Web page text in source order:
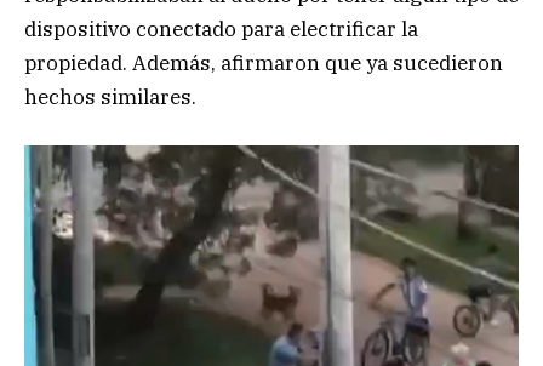
dispositivo conectado para electrificar la
propiedad. Además, afirmaron que ya sucedieron
hechos similares.